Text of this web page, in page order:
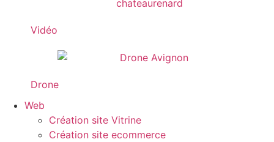
Vidéo
Drone
Web
Création site Vitrine
Création site ecommerce